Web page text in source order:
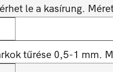
le a kasírung.
tűrése 0,5-1 mm.